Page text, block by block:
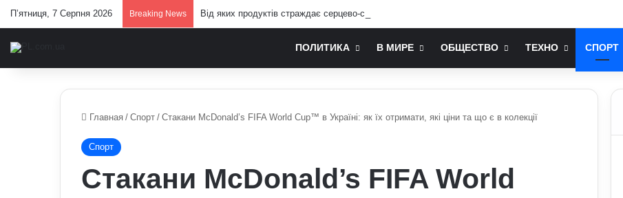
П’ятниця, 7 Серпня 2026 Breaking News Від яких продуктів страждає серцево-судинна система: попередження лікарів
ПОЛИТИКА В МИРЕ ОБЩЕСТВО ТЕХНО СПОРТ
Главная / Спорт / Стакани McDonald’s FIFA World Cup™ в Україні: як їх отримати, які ціни та що є в колекції
Спорт
Стакани McDonald’s FIFA World